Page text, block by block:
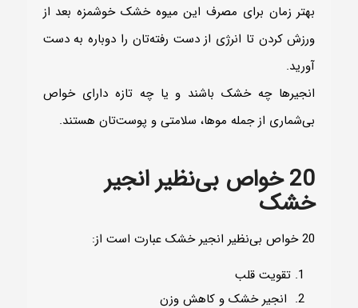
بهتر زمان برای مصرف این میوه خشک خوشمزه بعد از
ورزش کردن تا انرژی از دست رفته‌‌تان را دوباره به دست
آورید.
انجیرها چه خشک باشند و یا چه تازه دارای خواص
بی‌شماری از جمله موها، سلامتی و پوست‌‌تان هستند.
20 خواص بی‌نظیر انجیر
خشک
20 خواص بی‌نظیر انجیر خشک عبارت است از:
تقویت قلب
انجیر خشک و کاهش وزن